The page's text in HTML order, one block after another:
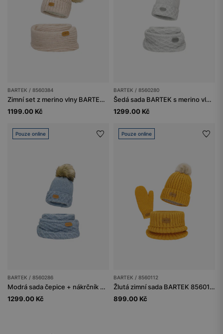
BARTEK / 8560384
Zimní set z merino vlny BARTEK 85603-84 béžová čepice se dvěma bambulkami a nákrčník
1199.00 Kč
BARTEK / 8560280
Šedá sada BARTEK s merino vlnou 85602-80 čepice s chlupatým bambulí + nákrčník
1299.00 Kč
Pouze online
BARTEK / 8560286
Modrá sada čepice + nákrčník BARTEK 85602-86 z merino vlny
1299.00 Kč
Pouze online
BARTEK / 8560112
Žlutá zimní sada BARTEK 85601-12 čepice s bambulí + nákrčník + rukavice
899.00 Kč